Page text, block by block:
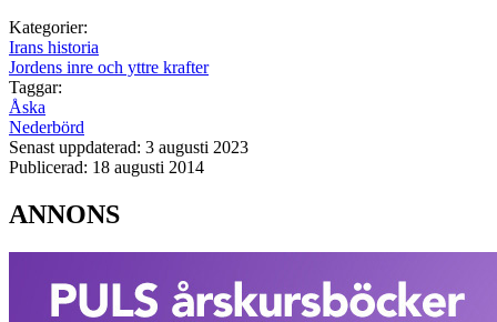
Kategorier:
Irans historia
Jordens inre och yttre krafter
Taggar:
Åska
Nederbörd
Senast uppdaterad: 3 augusti 2023
Publicerad: 18 augusti 2014
ANNONS